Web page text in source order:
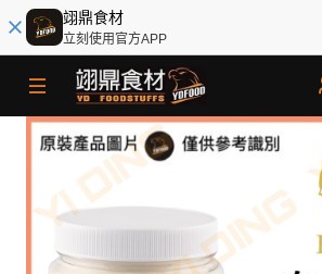
翊鼎食材
立刻使用官方APP